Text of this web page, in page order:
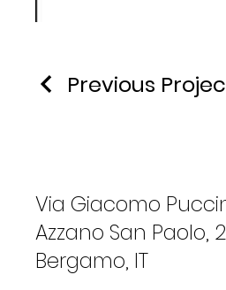
Previous
Via Giacomo
Azzano San Paolo,
Bergamo, IT